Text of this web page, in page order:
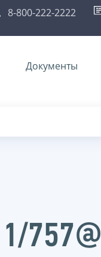
8-800-222-2222
Документы
757@